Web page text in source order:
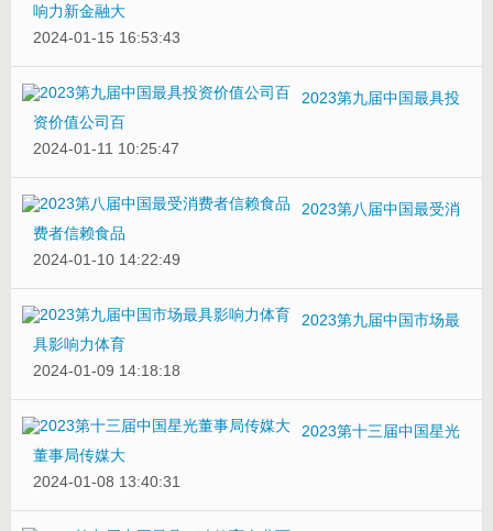
响力新金融大
2024-01-15 16:53:43
2023第九届中国最具投
资价值公司百
2024-01-11 10:25:47
2023第八届中国最受消
费者信赖食品
2024-01-10 14:22:49
2023第九届中国市场最
具影响力体育
2024-01-09 14:18:18
2023第十三届中国星光
董事局传媒大
2024-01-08 13:40:31